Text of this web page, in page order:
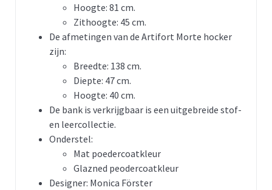
Hoogte: 81 cm.
Zithoogte: 45 cm.
De afmetingen van de Artifort Morte hocker
zijn:
Breedte: 138 cm.
Diepte: 47 cm.
Hoogte: 40 cm.
De bank is verkrijgbaar is een uitgebreide stof-
en leercollectie.
Onderstel:
Mat poedercoatkleur
Glazned peodercoatkleur
Designer: Monica Förster